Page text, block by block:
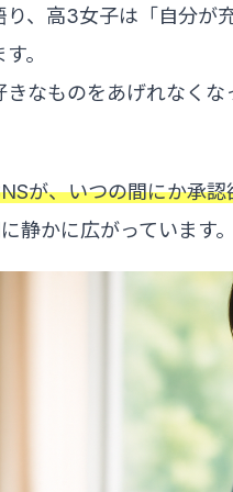
、高3女子は「自分が
。
きなものをあげれなく
が、いつの間にか承
静かに広がっています。